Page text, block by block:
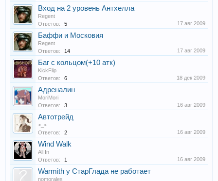
Вход на 2 уровень Антхелла
Regent
Ответов:
5 17 авг 2009
Баффи и Московия
Regent
Ответов:
14 17 авг 2009
Баг с кольцом(+10 атк)
KickFlip
Ответов:
6 18 дек 2009
Адреналин
MoriMori
Ответов:
3 16 авг 2009
Автотрейд
>_<
Ответов:
2 16 авг 2009
Wind Walk
All In
Ответов:
1 16 авг 2009
Warmith у СтарГлада не работает
nomorales